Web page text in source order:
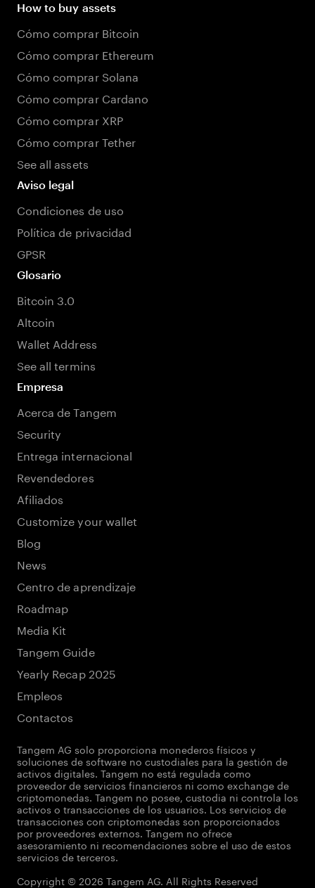
How to buy assets
Cómo comprar Bitcoin
Cómo comprar Ethereum
Cómo comprar Solana
Cómo comprar Cardano
Cómo comprar XRP
Cómo comprar Tether
See all assets
Aviso legal
Condiciones de uso
Política de privacidad
GPSR
Glosario
Bitcoin 3.0
Altcoin
Wallet Address
See all termins
Empresa
Acerca de Tangem
Security
Entrega internacional
Revendedores
Afiliados
Customize your wallet
Blog
News
Centro de aprendizaje
Roadmap
Media Kit
Tangem Guide
Yearly Recap 2025
Empleos
Contactos
Tangem AG solo proporciona monederos físicos y
soluciones de software no custodiales para la gestión de
activos digitales. Tangem no está regulada como
proveedor de servicios financieros ni como exchange de
criptomonedas. Tangem no posee, custodia ni controla los
activos o transacciones de los usuarios. Los servicios de
transacciones con criptomonedas son proporcionados
por proveedores externos. Tangem no ofrece
asesoramiento ni recomendaciones sobre el uso de estos
servicios de terceros.